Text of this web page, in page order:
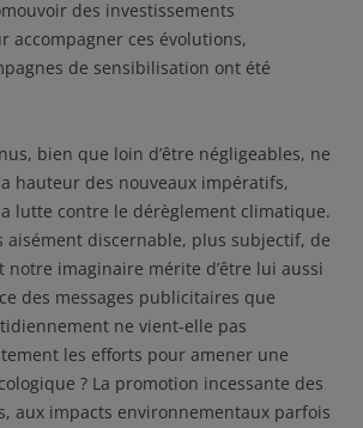
des investissements
accompagner ces évolutions,
de sensibilisation ont été
bien que loin d’être négligeables, ne
hauteur des nouveaux impératifs,
lutte contre le dérèglement climatique.
aisément discernable, plus subjectif, de
notre imaginaire mérite d’être lui aussi
des messages publicitaires que
ne vient-elle pas
les efforts pour amener une
? La promotion incessante des
aux impacts environnementaux parfois